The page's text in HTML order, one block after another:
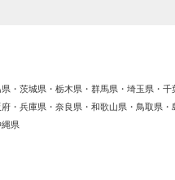
・茨城県・栃木県・群馬県・埼玉県・
・兵庫県・奈良県・和歌山県・鳥取県
縄県